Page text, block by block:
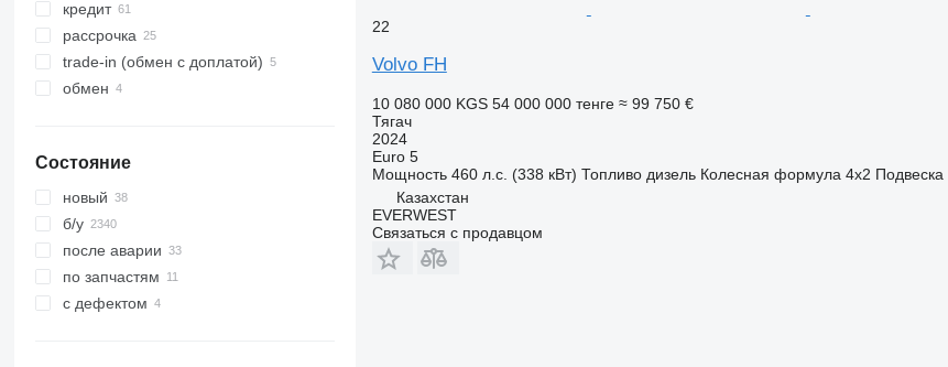
кредит
рассрочка
trade-in (обмен с доплатой)
обмен
Состояние
новый
б/у
после аварии
по запчастям
с дефектом
22
Volvo FH
10 080 000 KGS 54 000 000 тенге ≈ 99 750 €
Тягач
2024
Euro 5
Мощность 460 л.с. (338 кВт) Топливо дизель Колесная формула 4x2 Подвеска
Казахстан
EVERWEST
Связаться с продавцом